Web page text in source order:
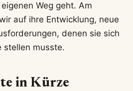
Weg geht. Am
auf ihre Entwicklung, neue
denen sie sich
stellen musste.
in Kürze